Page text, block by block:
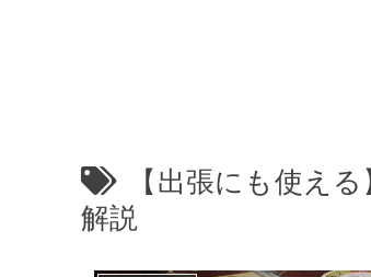
【出張にも使え
解説